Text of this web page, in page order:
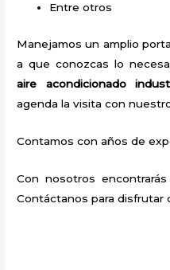
Entre otros
Manejamos un amplio
a que conozcas lo
aire acondicionado
agenda la visita con
Contamos con años de
Con nosotros
Contáctanos para disfrutar